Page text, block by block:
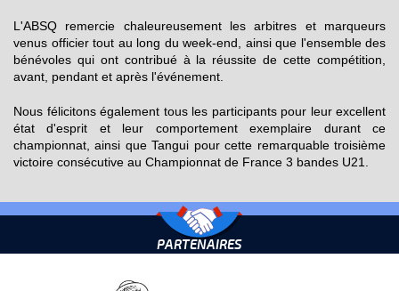
L'ABSQ remercie chaleureusement les arbitres et marqueurs
venus officier tout au long du week-end, ainsi que l'ensemble des
bénévoles qui ont contribué à la réussite de cette compétition,
avant, pendant et après l'événement.
Nous félicitons également tous les participants pour leur excellent
état d'esprit et leur comportement exemplaire durant ce
championnat, ainsi que Tangui pour cette remarquable troisième
victoire consécutive au Championnat de France 3 bandes U21.
PARTENAIRES